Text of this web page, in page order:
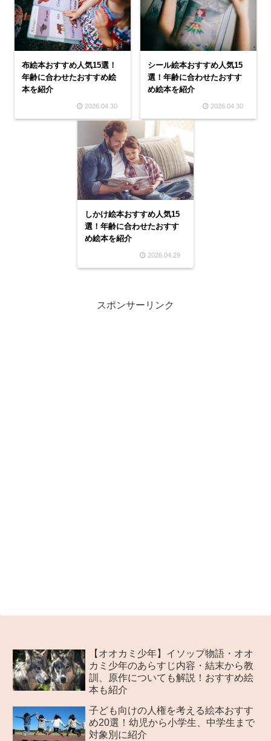
布絵本おすすめ人気15選！
年齢に合わせたおすすめ絵
本を紹介
2026.04.30
シール絵本おすすめ人気15
選！年齢に合わせたおすす
め絵本を紹介
2026.04.30
しかけ絵本おすすめ人気15
選！年齢に合わせたおすす
め絵本を紹介
2026.04.29
スポンサーリンク
【オオカミ少年】イソップ物語・オオ
カミ少年のあらすじ内容・結末から教
訓、原作についても解説！おすすめ絵
本も紹介
子ども向けの人権を考える絵本おすす
め20選！幼児から小学生、中学生まで
対象別に紹介